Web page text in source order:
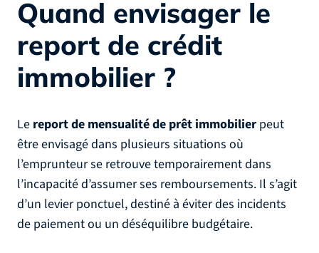
Quand envisager le
report de crédit
immobilier ?
Le report de mensualité de prêt immobilier peut
être envisagé dans plusieurs situations où
l’emprunteur se retrouve temporairement dans
l’incapacité d’assumer ses remboursements. Il s’agit
d’un levier ponctuel, destiné à éviter des incidents
de paiement ou un déséquilibre budgétaire.